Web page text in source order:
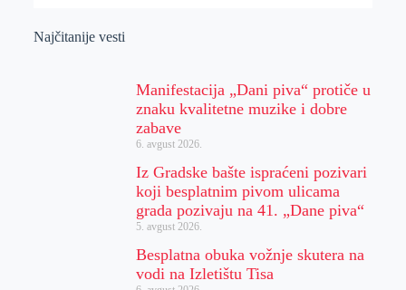
Najčitanije vesti
Manifestacija „Dani piva“ protiče u
znaku kvalitetne muzike i dobre
zabave
6. avgust 2026.
Iz Gradske bašte ispraćeni pozivari
koji besplatnim pivom ulicama
grada pozivaju na 41. „Dane piva“
5. avgust 2026.
Besplatna obuka vožnje skutera na
vodi na Izletištu Tisa